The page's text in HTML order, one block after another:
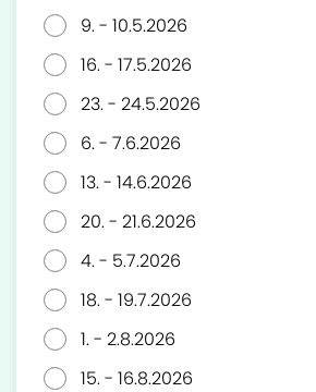
9. - 10.5.2026
16. - 17.5.2026
23. - 24.5.2026
6. - 7.6.2026
13. - 14.6.2026
20. - 21.6.2026
4. - 5.7.2026
18. - 19.7.2026
1. - 2.8.2026
15. - 16.8.2026